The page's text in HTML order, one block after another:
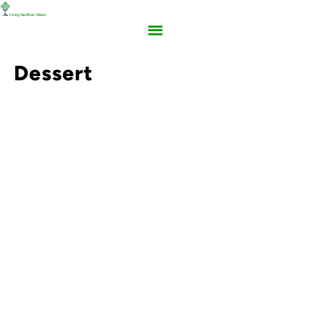
Dessert